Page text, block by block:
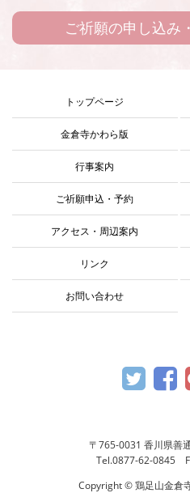
ご祈願の申し込み
トップページ
金倉寺かわら版
行事案内
ご祈願申込・予約
アクセス・周辺案内
リンク
お問い合わせ
〒765-0031 香川県善
Tel.0877-62-0845
Copyright © 鶏足山金倉